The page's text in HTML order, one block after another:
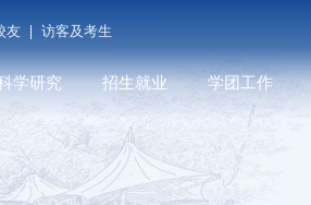
友 访客及考生
学研究
刊
招生就业
本科招生
就业信息
学团工作
共青团（创新创业学
院...